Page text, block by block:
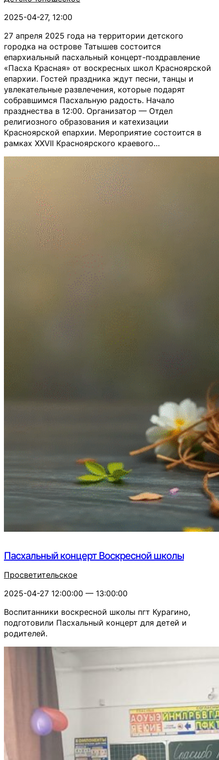
2025-04-27, 12:00
27 апреля 2025 года на территории детского
городка на острове Татышев состоится
епархиальный пасхальный концерт-поздравление
«Пасха Красная» от воскресных школ Красноярской
епархии. Гостей праздника ждут песни, танцы и
увлекательные развлечения, которые подарят
собравшимся Пасхальную радость. Начало
празднества в 12:00. Организатор — Отдел
религиозного образования и катехизации
Красноярской епархии. Мероприятие состоится в
рамках XXVII Красноярского краевого…
Пасхальный концерт Воскресной школы
Просветительское
2025-04-27 12:00:00 — 13:00:00
Воспитанники воскресной школы пгт Курагино,
подготовили Пасхальный концерт для детей и
родителей.